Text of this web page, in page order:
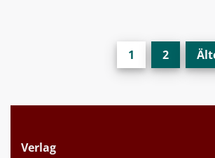
1 2
Verlag